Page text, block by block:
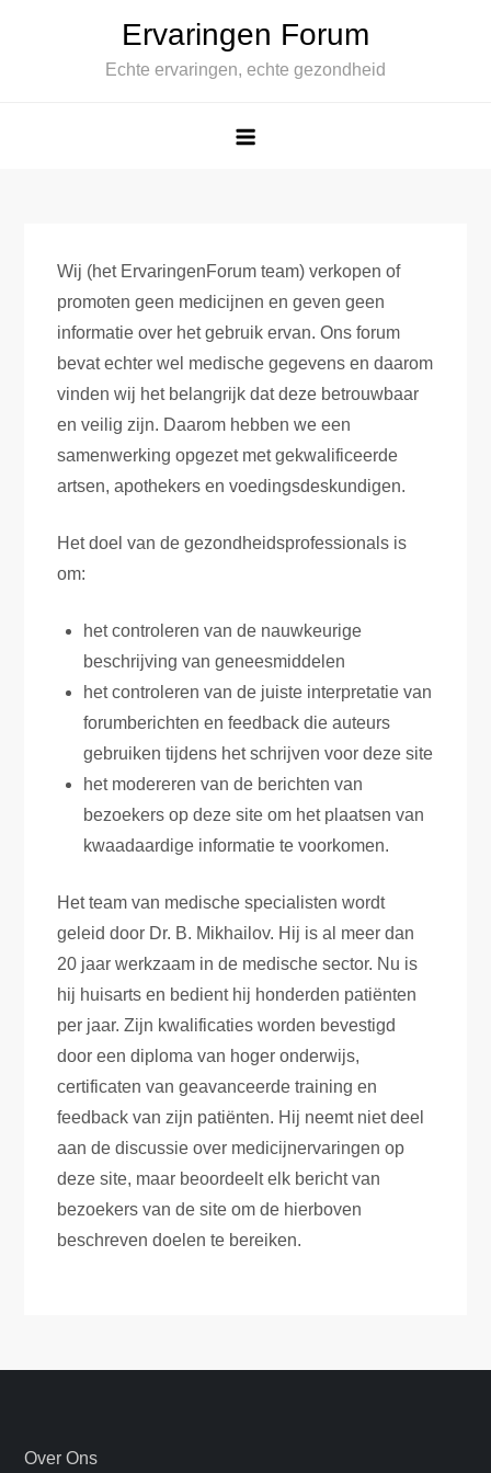
Ervaringen Forum
Echte ervaringen, echte gezondheid
Wij (het ErvaringenForum team) verkopen of
promoten geen medicijnen en geven geen
informatie over het gebruik ervan. Ons forum
bevat echter wel medische gegevens en daarom
vinden wij het belangrijk dat deze betrouwbaar
en veilig zijn. Daarom hebben we een
samenwerking opgezet met gekwalificeerde
artsen, apothekers en voedingsdeskundigen.
Het doel van de gezondheidsprofessionals is
om:
het controleren van de nauwkeurige
beschrijving van geneesmiddelen
het controleren van de juiste interpretatie van
forumberichten en feedback die auteurs
gebruiken tijdens het schrijven voor deze site
het modereren van de berichten van
bezoekers op deze site om het plaatsen van
kwaadaardige informatie te voorkomen.
Het team van medische specialisten wordt
geleid door Dr. B. Mikhailov. Hij is al meer dan
20 jaar werkzaam in de medische sector. Nu is
hij huisarts en bedient hij honderden patiënten
per jaar. Zijn kwalificaties worden bevestigd
door een diploma van hoger onderwijs,
certificaten van geavanceerde training en
feedback van zijn patiënten. Hij neemt niet deel
aan de discussie over medicijnervaringen op
deze site, maar beoordeelt elk bericht van
bezoekers van de site om de hierboven
beschreven doelen te bereiken.
Over Ons